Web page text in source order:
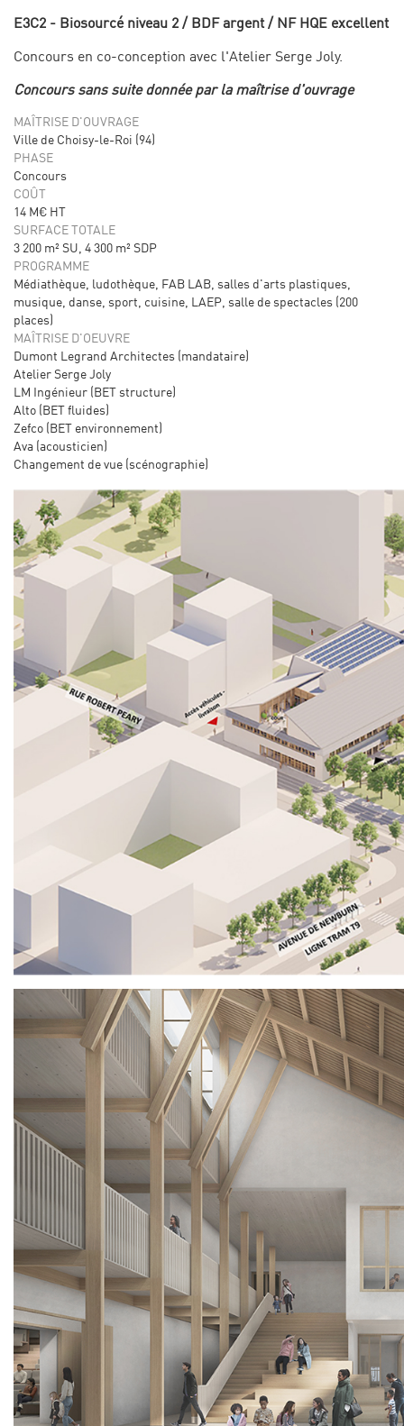
E3C2 - Biosourcé niveau 2 / BDF argent / NF HQE excellent
Concours en co-conception avec l'Atelier Serge Joly.
Concours sans suite donnée par la maîtrise d'ouvrage
MAÎTRISE D'OUVRAGE
Ville de Choisy-le-Roi (94)
PHASE
Concours
COÛT
14 M€ HT
SURFACE TOTALE
3 200 m² SU, 4 300 m² SDP
PROGRAMME
Médiathèque, ludothèque, FAB LAB, salles d'arts plastiques,
musique, danse, sport, cuisine, LAEP, salle de spectacles (200
places)
MAÎTRISE D'OEUVRE
Dumont Legrand Architectes (mandataire)
Atelier Serge Joly
LM Ingénieur (BET structure)
Alto (BET fluides)
Zefco (BET environnement)
Ava (acousticien)
Changement de vue (scénographie)